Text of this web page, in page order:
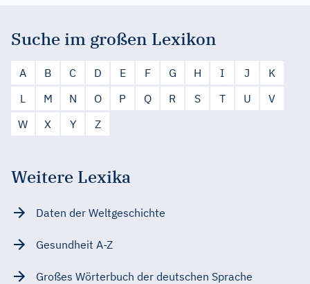
Suche im großen Lexikon
A B C D E F G H I J
K
L
M N O P Q R S T U
V
W
X Y Z
Weitere Lexika
Daten der Weltgeschichte
Gesundheit A-Z
Großes Wörterbuch der deutschen Sprache